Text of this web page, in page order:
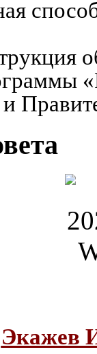
Экажев